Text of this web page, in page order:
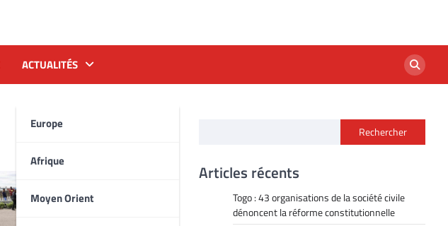
ACTUALITÉS
Europe
Afrique
Moyen Orient
Rechercher
Articles récents
Togo : 43 organisations de la société civile
dénoncent la réforme constitutionnelle